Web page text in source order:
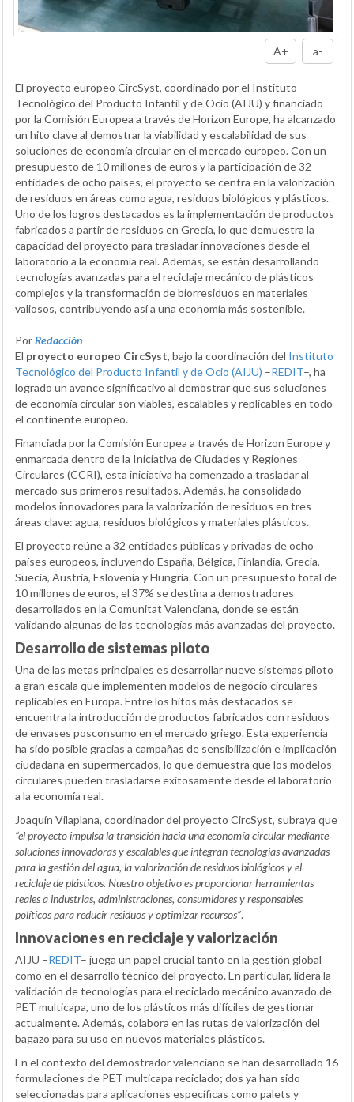
A+ a-
El proyecto europeo CircSyst, coordinado por el Instituto
Tecnológico del Producto Infantil y de Ocio (AIJU) y financiado
por la Comisión Europea a través de Horizon Europe, ha alcanzado
un hito clave al demostrar la viabilidad y escalabilidad de sus
soluciones de economía circular en el mercado europeo. Con un
presupuesto de 10 millones de euros y la participación de 32
entidades de ocho países, el proyecto se centra en la valorización
de residuos en áreas como agua, residuos biológicos y plásticos.
Uno de los logros destacados es la implementación de productos
fabricados a partir de residuos en Grecia, lo que demuestra la
capacidad del proyecto para trasladar innovaciones desde el
laboratorio a la economía real. Además, se están desarrollando
tecnologías avanzadas para el reciclaje mecánico de plásticos
complejos y la transformación de biorresiduos en materiales
valiosos, contribuyendo así a una economía más sostenible.
PorRedacción
El proyecto europeo CircSyst, bajo la coordinación del Instituto
Tecnológico del Producto Infantil y de Ocio (AIJU) –REDIT–, ha
logrado un avance significativo al demostrar que sus soluciones
de economía circular son viables, escalables y replicables en todo
el continente europeo.
Financiada por la Comisión Europea a través de Horizon Europe y
enmarcada dentro de la Iniciativa de Ciudades y Regiones
Circulares (CCRI), esta iniciativa ha comenzado a trasladar al
mercado sus primeros resultados. Además, ha consolidado
modelos innovadores para la valorización de residuos en tres
áreas clave: agua, residuos biológicos y materiales plásticos.
El proyecto reúne a 32 entidades públicas y privadas de ocho
países europeos, incluyendo España, Bélgica, Finlandia, Grecia,
Suecia, Austria, Eslovenia y Hungría. Con un presupuesto total de
10 millones de euros, el 37% se destina a demostradores
desarrollados en la Comunitat Valenciana, donde se están
validando algunas de las tecnologías más avanzadas del proyecto.
Desarrollo de sistemas piloto
Una de las metas principales es desarrollar nueve sistemas piloto
a gran escala que implementen modelos de negocio circulares
replicables en Europa. Entre los hitos más destacados se
encuentra la introducción de productos fabricados con residuos
de envases posconsumo en el mercado griego. Esta experiencia
ha sido posible gracias a campañas de sensibilización e implicación
ciudadana en supermercados, lo que demuestra que los modelos
circulares pueden trasladarse exitosamente desde el laboratorio
a la economía real.
Joaquín Vilaplana, coordinador del proyecto CircSyst, subraya que
“el proyecto impulsa la transición hacia una economía circular mediante
soluciones innovadoras y escalables que integran tecnologías avanzadas
para la gestión del agua, la valorización de residuos biológicos y el
reciclaje de plásticos. Nuestro objetivo es proporcionar herramientas
reales a industrias, administraciones, consumidores y responsables
políticos para reducir residuos y optimizar recursos”.
Innovaciones en reciclaje y valorización
AIJU –REDIT– juega un papel crucial tanto en la gestión global
como en el desarrollo técnico del proyecto. En particular, lidera la
validación de tecnologías para el reciclado mecánico avanzado de
PET multicapa, uno de los plásticos más difíciles de gestionar
actualmente. Además, colabora en las rutas de valorización del
bagazo para su uso en nuevos materiales plásticos.
En el contexto del demostrador valenciano se han desarrollado 16
formulaciones de PET multicapa reciclado; dos ya han sido
seleccionadas para aplicaciones específicas como palets y